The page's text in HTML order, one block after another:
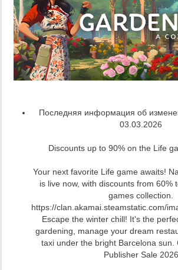
Последняя информация об
03.03.2026
Discounts up to 90% on the Life
Your next favorite Life game awaits!
is live now, with discounts from 60%
games collection.
https://clan.akamai.steamstatic.com/
Escape the winter chill! It's the
gardening, manage your dream
taxi under the bright Barcelona sun.
Publisher Sale 2026